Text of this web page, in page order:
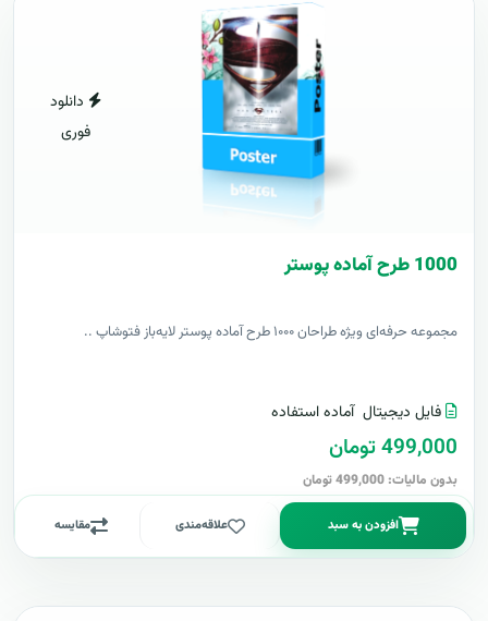
دانلود
فوری
1000 طرح آماده پوستر
مجموعه حرفه‌ای ویژه طراحان ۱۰۰۰ طرح آماده پوستر لایه‌باز فتوشاپ ..
فایل دیجیتال آماده استفاده
499,000 تومان
بدون مالیات: 499,000 تومان
افزودن به سبد علاقه‌مندی مقایسه